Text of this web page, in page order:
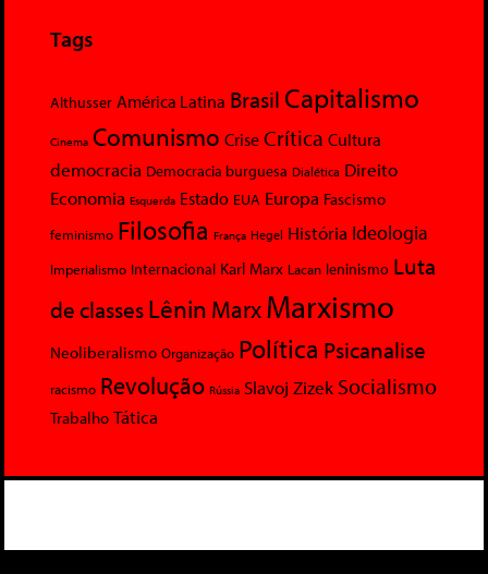
Tags
Althusser América Latina Brasil Capitalismo
Cinema Comunismo Crise Crítica Cultura
democracia Democracia burguesa Dialética Direito
Economia Esquerda Estado EUA Europa Fascismo
feminismo Filosofia França Hegel História Ideologia
Imperialismo Internacional Karl Marx Lacan leninismo Luta
de classesLênin MarxMarxismo
Neoliberalismo Organização Política Psicanalise
racismo Revolução Rússia Slavoj Zizek Socialismo
Trabalho Tática